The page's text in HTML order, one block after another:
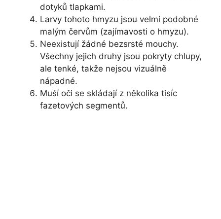
dotyků tlapkami.
Larvy tohoto hmyzu jsou velmi podobné
malým červům (zajímavosti o hmyzu).
Neexistují žádné bezsrsté mouchy.
Všechny jejich druhy jsou pokryty chlupy,
ale tenké, takže nejsou vizuálně
nápadné.
Muší oči se skládají z několika tisíc
fazetových segmentů.